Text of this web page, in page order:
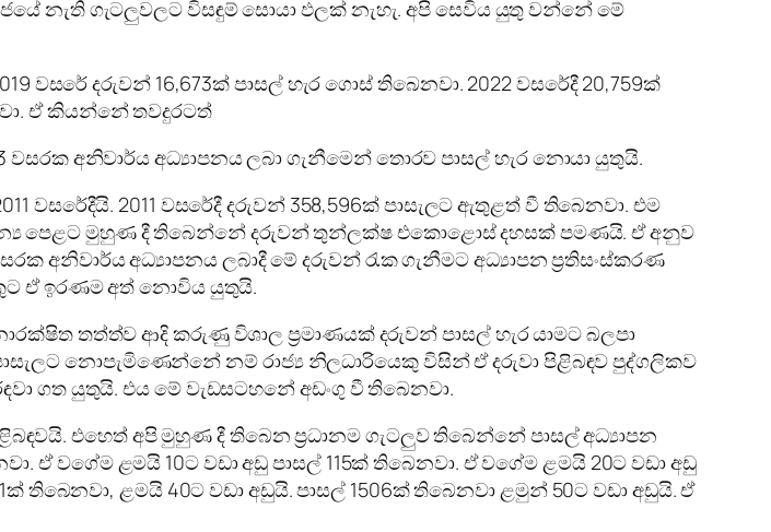
නැති ගැටලුවලට විසඳුම් සොයා ඵලක් නැහැ. අපි සෙවිය යුතු වන්නේ මේ
දරුවන් 16,673ක් පාසල් හැර ගොස් තිබෙනවා. 2022 වසරේදී 20,759ක්
ඒ කියන්නේ තවදුරටත්
අනිවාර්ය අධ්‍යාපනය ලබා ගැනීමෙන් තොරව පාසල් හැර නොයා යුතුයි.
2011 වසරේදී දරුවන් 358,596ක් පාසැලට ඇතුළත් වී තිබෙනවා. එම
පෙළට මුහුණ දී තිබෙන්නේ දරුවන් තුන්ලක්ෂ එකොළොස් දහසක් පමණයි. ඒ අනුව
අනිවාර්ය අධ්‍යාපනය ලබාදී මේ දරුවන් රැක ගැනීමට අධ්‍යාපන ප්‍රතිසංස්කරණ
ඒ ඉරණම අත් නොවිය යුතුයි.
තත්ත්ව ආදි කරුණු විශාල ප්‍රමාණයක් දරුවන් පාසල් හැර යාමට බලපා
නොපැමිණෙන්නේ නම් රාජ්‍ය නිලධාරියෙකු විසින් ඒ දරුවා පිළිබඳව පුද්ගලිකව
ගත යුතුයි. එය මේ වැඩසටහනේ අඩංගු වී තිබෙනවා.
එහෙත් අපි මුහුණ දී තිබෙන ප්‍රධානම ගැටලුව තිබෙන්නේ පාසල් අධ්‍යාපන
වගේම ළමයි 10ට වඩා අඩු පාසල් 115ක් තිබෙනවා. ඒ වගේම ළමයි 20ට වඩා අඩු
තිබෙනවා, ළමයි 40ට වඩා අඩුයි. පාසල් 1506ක් තිබෙනවා ළමුන් 50ට වඩා අඩුයි. ඒ